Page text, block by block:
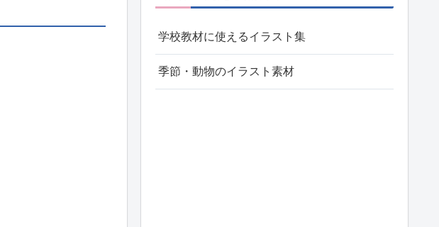
学校教材に使えるイラスト集
季節・動物のイラスト素材